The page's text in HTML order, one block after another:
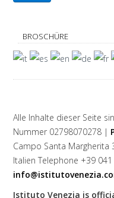
BROSCHÜRE
Alle Inhalte dieser Seite
Nummer 02798070278 |
Campo Santa Margherita
Italien Telephone +39 041
Istituto Venezia is